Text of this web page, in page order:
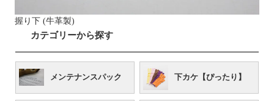
握り下 (牛革製)
カテゴリーから探す
メンテナンスパック 下カケ【ぴったり】